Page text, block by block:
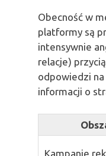
Obecność w
platformy są
intensywnie
relacje)
odpowiedzi
informacji o
Kampanie